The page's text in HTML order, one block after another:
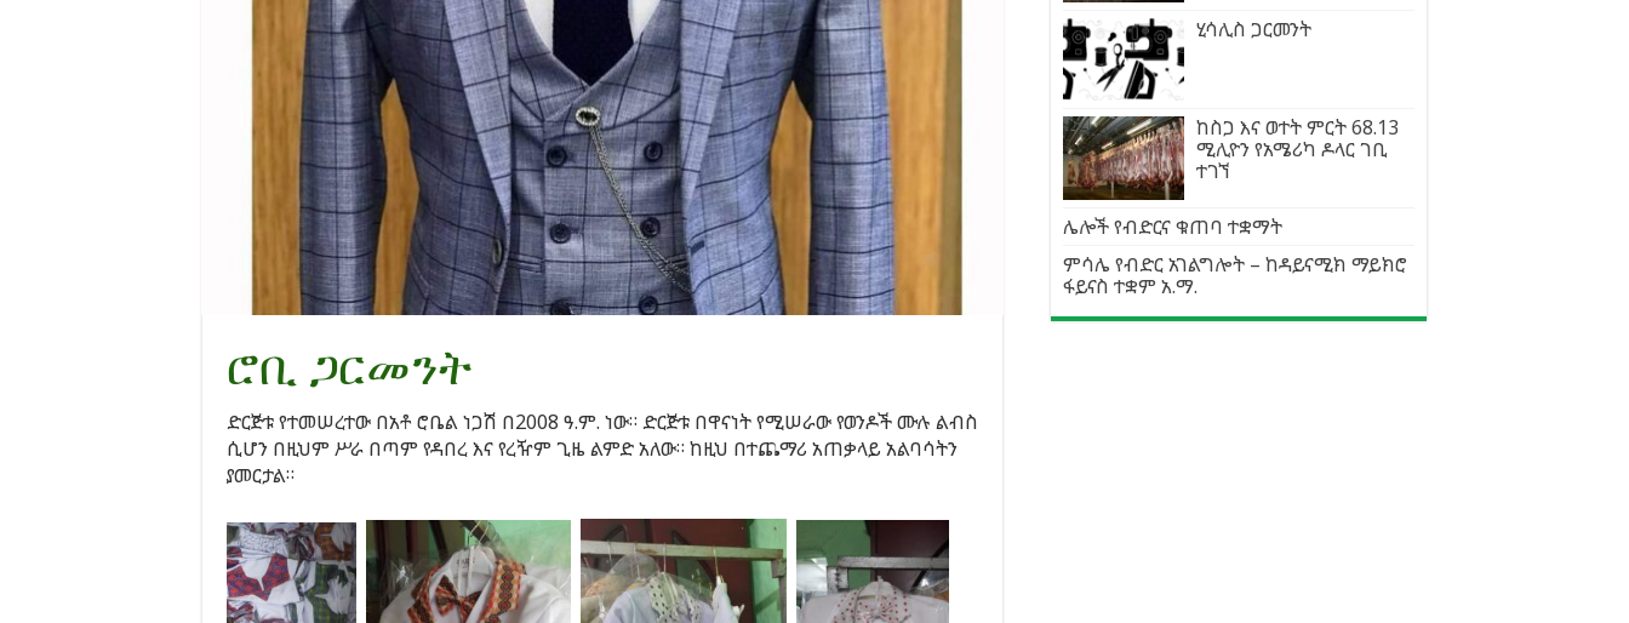
ሮቢ ጋርመንት
ድርጅቱ የተመሠረተው በአቶ ሮቤል ነጋሽ በ2008 ዓ.ም. ነው። ድርጅቱ በዋናነት የሚሠራው የወንዶች ሙሉ ልብስ
ሲሆን በዚህም ሥራ በጣም የዳበረ እና የረዥም ጊዜ ልምድ አለው። ከዚህ በተጨማሪ አጠቃላይ አልባሳትን
ያመርታል።
ሂሳሊስ ጋርመንት
ከስጋ እና ወተት ምርት 68.13
ሚሊዮን የአሜሪካ ዶላር ገቢ
ተገኘ
ሌሎች የብድርና ቁጠባ ተቋማት
ምሳሌ የብድር አገልግሎት – ከዳይናሚክ ማይክሮ
ፋይናስ ተቋም አ.ማ.